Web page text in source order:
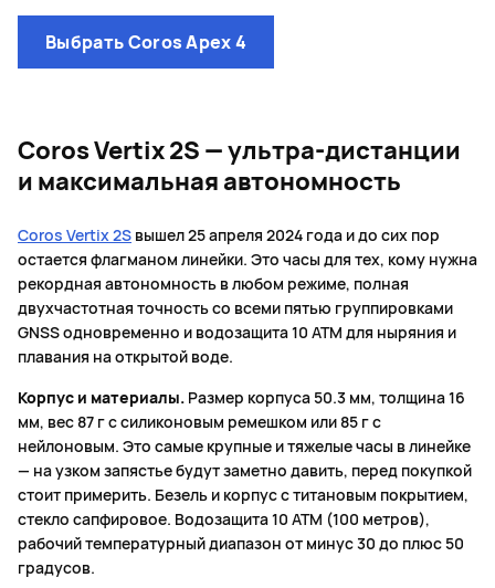
Выбрать Coros Apex 4
Coros Vertix 2S — ультра-дистанции
и максимальная автономность
Coros Vertix 2S вышел 25 апреля 2024 года и до сих пор
остается флагманом линейки. Это часы для тех, кому нужна
рекордная автономность в любом режиме, полная
двухчастотная точность со всеми пятью группировками
GNSS одновременно и водозащита 10 ATM для ныряния и
плавания на открытой воде.
Корпус и материалы. Размер корпуса 50.3 мм, толщина 16
мм, вес 87 г с силиконовым ремешком или 85 г с
нейлоновым. Это самые крупные и тяжелые часы в линейке
— на узком запястье будут заметно давить, перед покупкой
стоит примерить. Безель и корпус с титановым покрытием,
стекло сапфировое. Водозащита 10 ATM (100 метров),
рабочий температурный диапазон от минус 30 до плюс 50
градусов.